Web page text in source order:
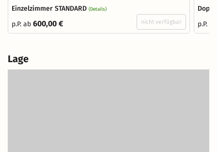
Einzelzimmer STANDARD (Details)
p.P. ab 600,00 € nicht verfügbar
p.P.
Lage